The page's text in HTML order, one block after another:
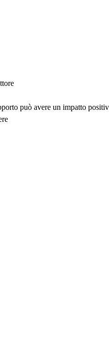
può avere un impatto